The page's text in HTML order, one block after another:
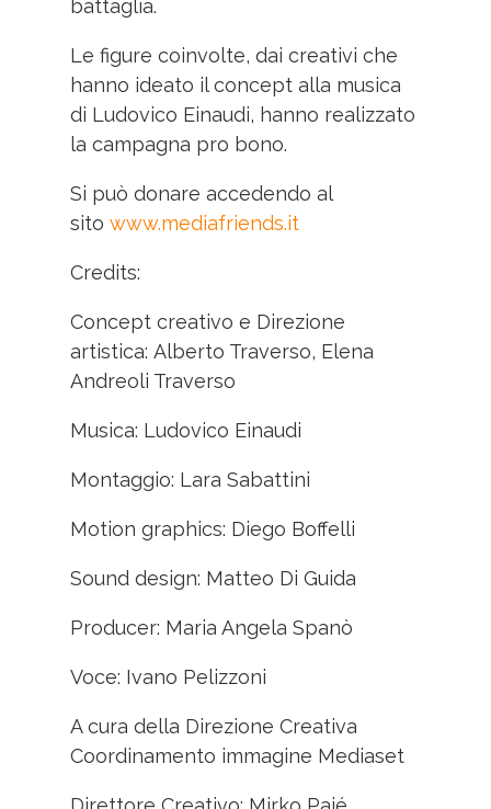
battaglia.
Le figure coinvolte, dai creativi che
hanno ideato il concept alla musica
di Ludovico Einaudi, hanno realizzato
la campagna pro bono.
Si può donare accedendo al
sito www.mediafriends.it
Credits:
Concept creativo e Direzione
artistica: Alberto Traverso, Elena
Andreoli Traverso
Musica: Ludovico Einaudi
Montaggio: Lara Sabattini
Motion graphics: Diego Boffelli
Sound design: Matteo Di Guida
Producer: Maria Angela Spanò
Voce: Ivano Pelizzoni
A cura della Direzione Creativa
Coordinamento immagine Mediaset